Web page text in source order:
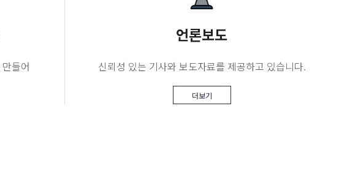
들어
언론보도
신뢰성 있는 기사와 보도자료를 제공하고 있습니다.
더보기